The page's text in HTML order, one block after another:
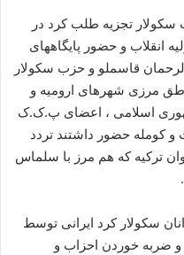
سکولار تجزیه طلب کرد در
انقلاب و حضور پایگاههای
قاسملو و حزب سکولار
مرزی شهرهای ارومیه و
اسلامی ، اعضای پ.ک.ک
و کومله حضور داشتند تردد
ترکیه که هم مرز با سلماس
سکولار کرد ایرانی توسط
ضربه خوردن احزاب و